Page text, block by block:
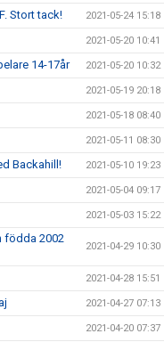
Stort tack! 2021-05-24 15:18
2021-05-20 10:41
14-17år 2021-05-20 10:32
2021-05-19 20:18
2021-05-18 08:40
2021-05-11 08:30
Backahill! 2021-05-10 19:23
2021-05-04 09:17
2021-05-03 15:22
födda 2002
2021-04-29 10:30
2021-04-28 15:51
2021-04-27 07:13
2021-04-20 07:37